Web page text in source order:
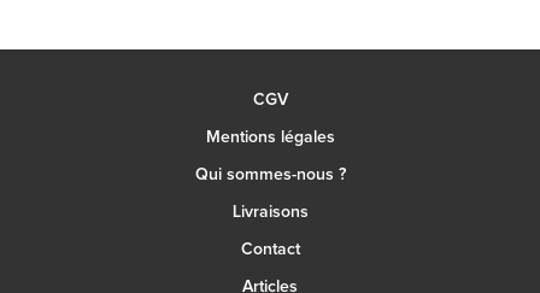
CGV
Mentions légales
Qui sommes-nous ?
Livraisons
Contact
Articles